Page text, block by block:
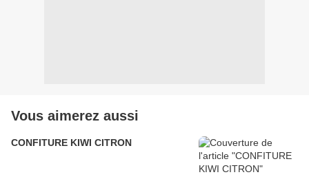
Vous aimerez aussi
CONFITURE KIWI CITRON